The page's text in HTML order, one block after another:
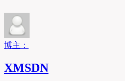
博主：
XMSDN